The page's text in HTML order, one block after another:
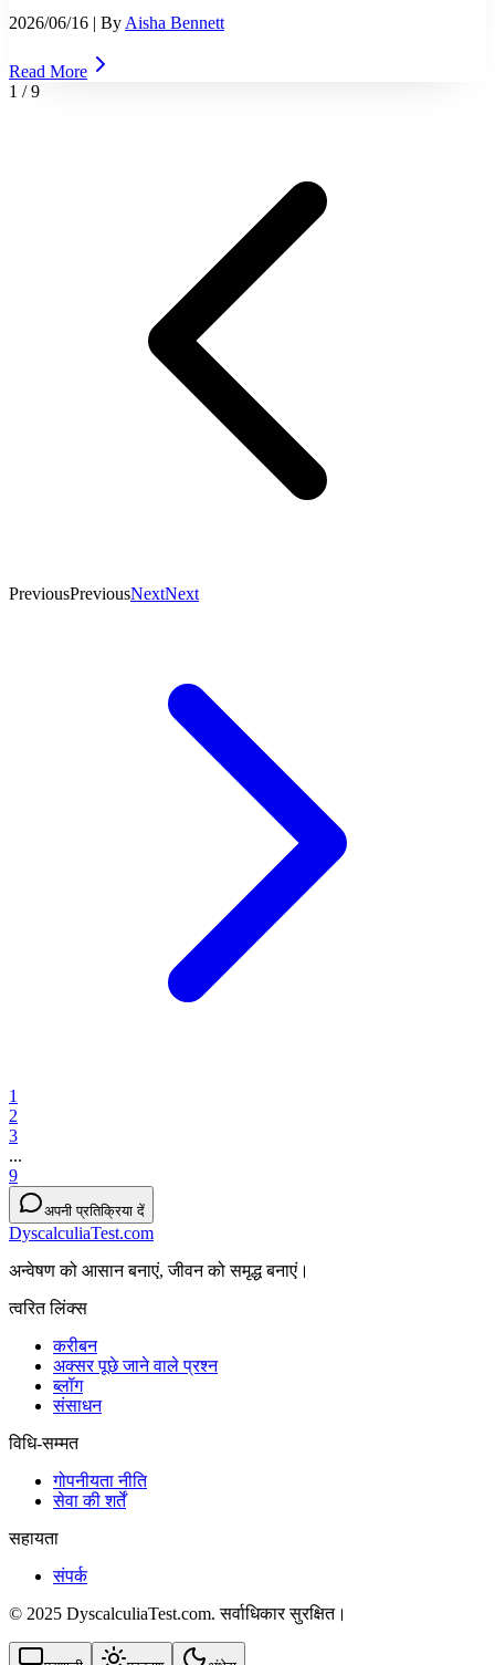
2026/06/16 | By Aisha Bennett
Read More
1 /9
PreviousPreviousNextNext
1
2
3
...
9
अपनी प्रतिक्रिया दें
DyscalculiaTest.com
अन्वेषण को आसान बनाएं, जीवन को समृद्ध बनाएं।
त्वरित लिंक्स
करीबन
अक्सर पूछे जाने वाले प्रश्न
ब्लॉग
संसाधन
विधि-सम्‍मत
गोपनीयता नीति
सेवा की शर्तें
सहायता
संपर्क
© 2025 DyscalculiaTest.com. सर्वाधिकार सुरक्षित।